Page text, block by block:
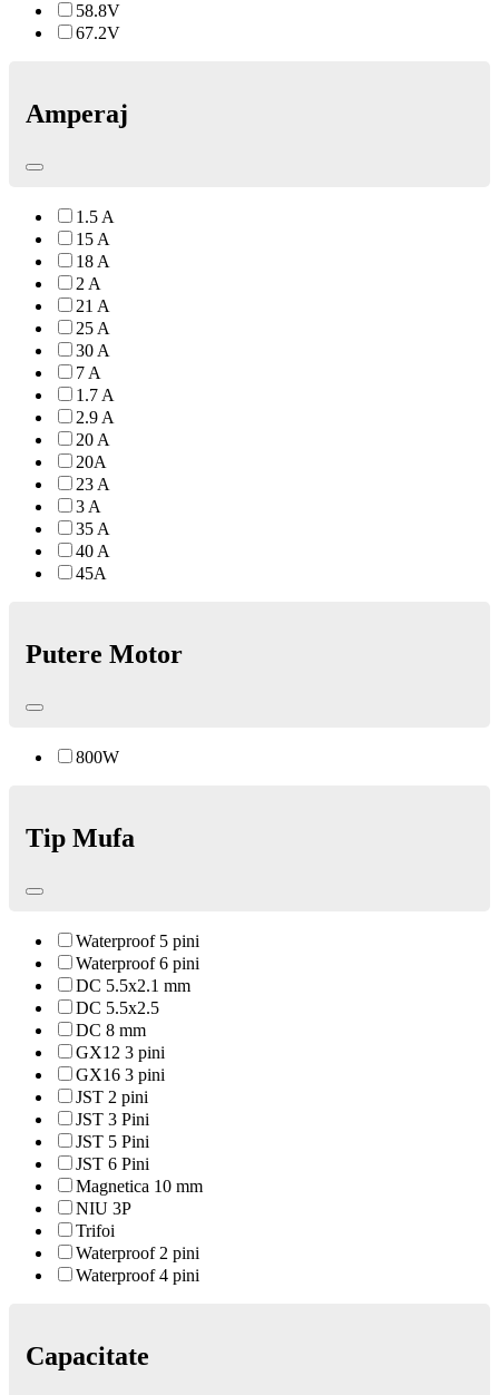
58.8V
67.2V
Amperaj
1.5 A
15 A
18 A
2 A
21 A
25 A
30 A
7 A
1.7 A
2.9 A
20 A
20A
23 A
3 A
35 A
40 A
45A
Putere Motor
800W
Tip Mufa
Waterproof 5 pini
Waterproof 6 pini
DC 5.5x2.1 mm
DC 5.5x2.5
DC 8 mm
GX12 3 pini
GX16 3 pini
JST 2 pini
JST 3 Pini
JST 5 Pini
JST 6 Pini
Magnetica 10 mm
NIU 3P
Trifoi
Waterproof 2 pini
Waterproof 4 pini
Capacitate